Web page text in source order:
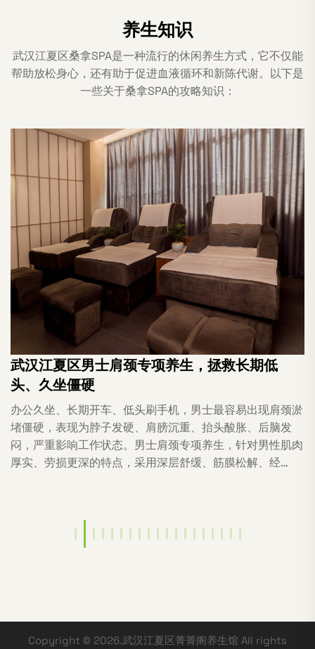
养生知识
武汉江夏区桑拿SPA是一种流行的休闲养生方式，它不仅能
帮助放松身心，还有助于促进血液循环和新陈代谢。以下是
一些关于桑拿SPA的攻略知识：
武汉江夏区男士肩颈专项养生，拯救长期低
头、久坐僵硬
办公久坐、长期开车、低头刷手机，男士最容易出现肩颈淤
堵僵硬，表现为脖子发硬、肩膀沉重、抬头酸胀、后脑发
闷，严重影响工作状态。男士肩颈专项养生，针对男性肌肉
厚实、劳损更深的特点，采用深层舒缓、筋膜松解、经…
Copyright © 2026.武汉江夏区菁菁阁养生馆 All rights